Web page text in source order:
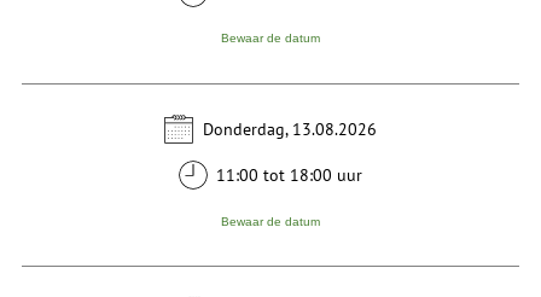
Bewaar de datum
Donderdag, 13.08.2026
11:00 tot 18:00 uur
Bewaar de datum